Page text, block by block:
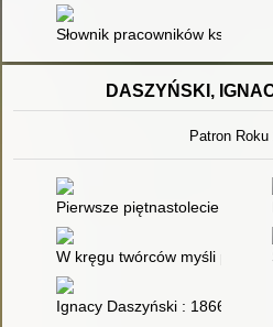
Słownik pracowników książki
DASZYŃSKI,
Patron Roku
Pierwsze piętnastolecie Polski
W kręgu twórców myśli
Ignacy Daszyński : 1866-1936